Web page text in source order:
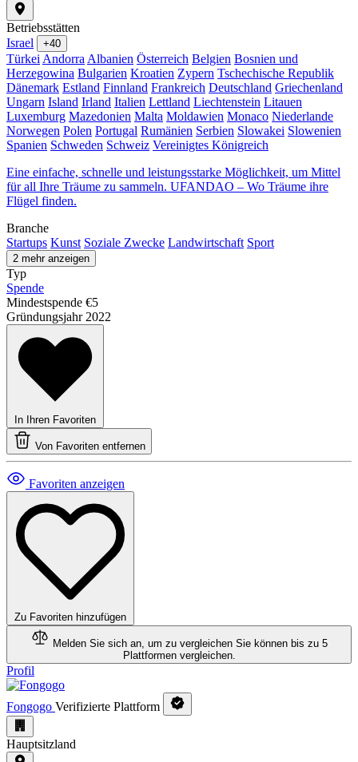
Betriebsstätten
Israel
+40
Türkei Andorra Albanien Österreich Belgien Bosnien und
Herzegowina Bulgarien Kroatien Zypern Tschechische Republik
Dänemark Estland Finnland Frankreich Deutschland Griechenland
Ungarn Island Irland Italien Lettland Liechtenstein Litauen
Luxemburg Mazedonien Malta Moldawien Monaco Niederlande
Norwegen Polen Portugal Rumänien Serbien Slowakei Slowenien
Spanien Schweden Schweiz Vereinigtes Königreich
Eine einfache, schnelle und leistungsstarke Möglichkeit, um Mittel
für all Ihre Träume zu sammeln. UFANDAO – Wo Träume ihre
Flügel finden.
Branche
Startups Kunst Soziale Zwecke Landwirtschaft Sport
2 mehr anzeigen
Typ
Spende
Mindestspende €5
Gründungsjahr 2022
In Ihren Favoriten
Von Favoriten entfernen
Favoriten anzeigen
Zu Favoriten hinzufügen
Melden Sie sich an, um zu vergleichen Sie können bis zu 5
Plattformen vergleichen.
Profil
Fongogo Verifizierte Plattform
Hauptsitzland